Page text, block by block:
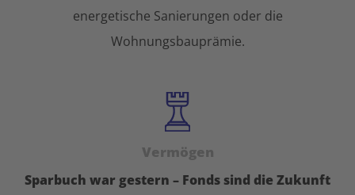
energetische Sanierungen oder die
Wohnungsbauprämie.
Vermögen
Sparbuch war gestern – Fonds sind die Zukunft